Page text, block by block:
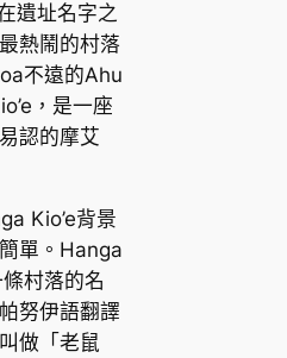
遺址名字之
熱鬧的村落
不遠的Ahu
，是一座
認的摩艾
Kio’e背景
單。Hanga
條村落的名
努伊語翻譯
做「老鼠